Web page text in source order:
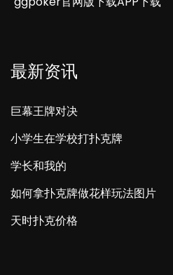
最新资讯
巨幕王牌对决
小学生在学校打扑克牌
学长和我的
如何拿扑克牌做花样玩法图片
天时扑克价格